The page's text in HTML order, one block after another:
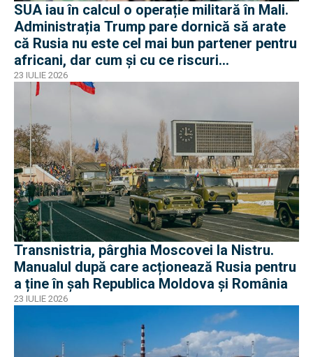
SUA iau în calcul o operație militară în Mali.
Administrația Trump pare dornică să arate
că Rusia nu este cel mai bun partener pentru
africani, dar cum și cu ce riscuri
operaționale?
23 IULIE 2026
Transnistria, pârghia Moscovei la Nistru.
Manualul după care acționează Rusia pentru
a ține în șah Republica Moldova și România
23 IULIE 2026